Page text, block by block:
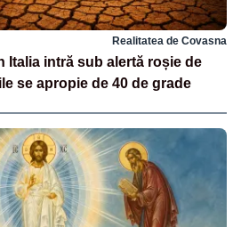
Realitatea de Covasna
Italia intră sub alertă roșie de
se apropie de 40 de grade